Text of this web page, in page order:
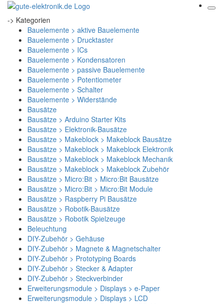
-> Kategorien
Bauelemente > aktive Bauelemente
Bauelemente > Drucktaster
Bauelemente > ICs
Bauelemente > Kondensatoren
Bauelemente > passive Bauelemente
Bauelemente > Potentiometer
Bauelemente > Schalter
Bauelemente > Widerstände
Bausätze
Bausätze > Arduino Starter Kits
Bausätze > Elektronik-Bausätze
Bausätze > Makeblock > Makeblock Bausätze
Bausätze > Makeblock > Makeblock Elektronik
Bausätze > Makeblock > Makeblock Mechanik
Bausätze > Makeblock > Makeblock Zubehör
Bausätze > Micro:Bit > Micro:Bit Bausätze
Bausätze > Micro:Bit > Micro:Bit Module
Bausätze > Raspberry Pi Bausätze
Bausätze > Robotik-Bausätze
Bausätze > Robotik Spielzeuge
Beleuchtung
DIY-Zubehör > Gehäuse
DIY-Zubehör > Magnete & Magnetschalter
DIY-Zubehör > Prototyping Boards
DIY-Zubehör > Stecker & Adapter
DIY-Zubehör > Steckverbinder
Erweiterungsmodule > Displays > e-Paper
Erweiterungsmodule > Displays > LCD